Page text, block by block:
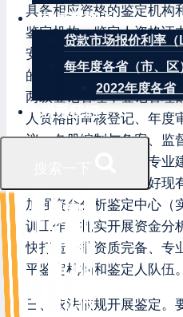
权威数据
贷款市场报价利率（
每年度各省（市、区
2022年度各省
联系我们
具备相应资格的鉴定机构
鉴定机构、鉴定人资格证
安部经济犯罪侦查局是公
的主管部门。资金分析鉴
两级登记管理，登记管理
人资格的审核登记、年度
议、名册编制与备案、监
安机关要进一步加强专
管理制度，充分利用好
加强资金分析鉴定中心（
训工作，扎实开展资金分
快打造一批资质完备、专
平鉴定机构和鉴定人队伍。
三、依法依规开展鉴定。